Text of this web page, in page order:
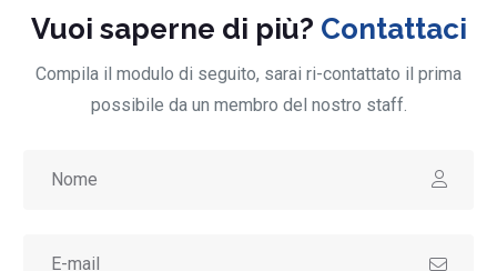
Vuoi saperne di più? Contattaci
Compila il modulo di seguito, sarai ri-contattato il prima
possibile da un membro del nostro staff.